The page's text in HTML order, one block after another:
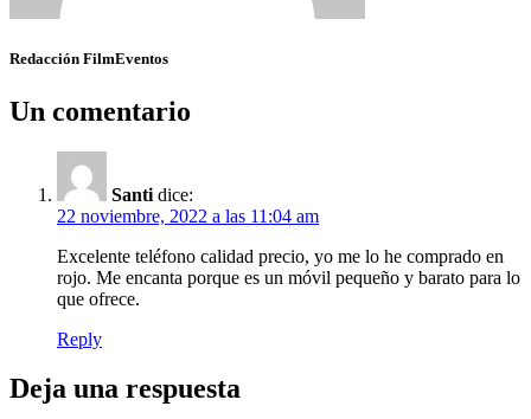
Redacción FilmEventos
Un comentario
Santi dice:
22 noviembre, 2022 a las 11:04 am
Excelente teléfono calidad precio, yo me lo he comprado en
rojo. Me encanta porque es un móvil pequeño y barato para lo
que ofrece.
Reply
Deja una respuesta